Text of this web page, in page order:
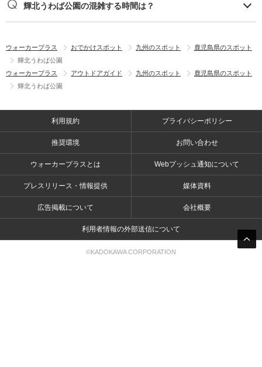
輝北うわば公園の混雑する時間は？
ウォーカープラス おでかけスポット 九州のスポット
鹿児島県のスポット
輝北うわば公園
ウォーカープラス
アウトドアガイド 九州のスポット
鹿児島県のスポット
輝北うわば公園
利用規約 プライバシーポリシー
推奨環境 お問い合わせ
ウォーカープラスとは Webプッシュ通知について
プレスリリース・情報提供 媒体資料
広告掲載について 会社概要
利用者情報の外部送信について
©KADOKAWA CORPORATION